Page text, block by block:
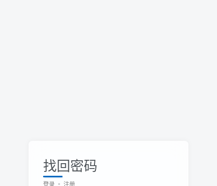
找回密码
登录 注册